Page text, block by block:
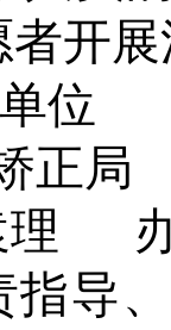
开
位
正局
理
指导